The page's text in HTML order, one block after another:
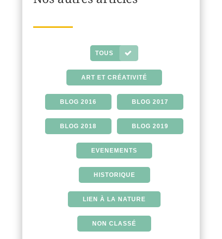
TOUS
ART ET CRÉATIVITÉ
BLOG 2016 BLOG 2017
BLOG 2018 BLOG 2019
EVENEMENTS
HISTORIQUE
LIEN À LA NATURE
NON CLASSÉ